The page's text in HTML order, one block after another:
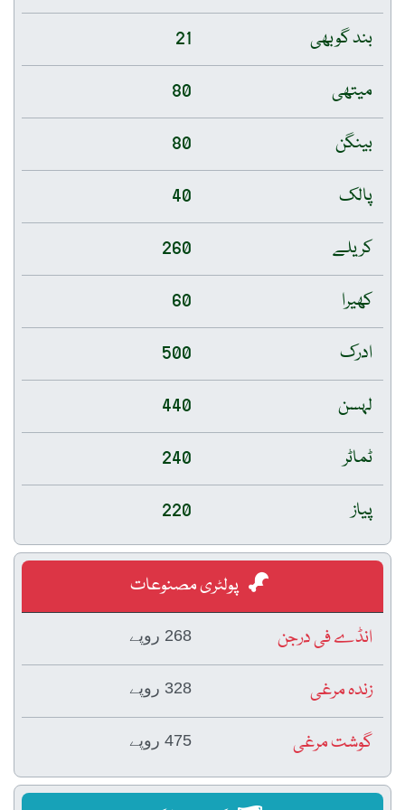
بند گوبھی
21
میتھی
80
بینگن
80
پالک
40
کریلے
260
کھیرا
60
ادرک
500
لہسن
440
ٹماٹر
240
پیاز
220
پولٹری مصنوعات
انڈے فی درجن
268 روپے
زندہ مرغی 328 روپے
گوشت مرغی 475 روپے